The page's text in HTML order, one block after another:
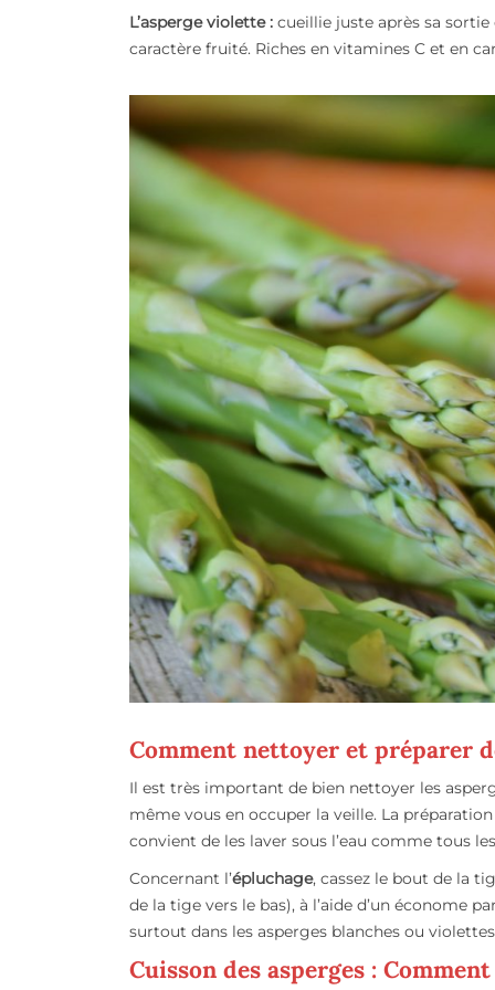
L’asperge violette : cueillie juste après sa
caractère fruité. Riches en vitamines C et en
Comment nettoyer et préparer
Il est très important de bien nettoyer les
même vous en occuper la veille. La
convient de les laver sous l’eau comme tous
Concernant l’épluchage, cassez le bout de la
de la tige vers le bas), à l’aide d’un économe
surtout dans les asperges blanches ou
Cuisson des asperges :